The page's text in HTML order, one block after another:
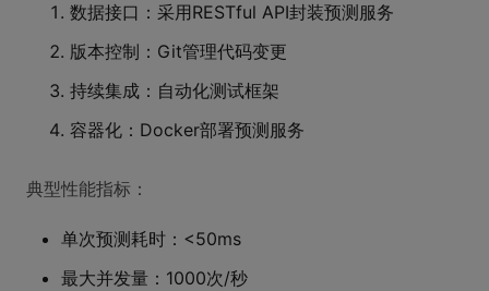
数据接口：采用RESTful API封装预测服务
版本控制：Git管理代码变更
持续集成：自动化测试框架
容器化：Docker部署预测服务
典型性能指标：
单次预测耗时：<50ms
最大并发量：1000次/秒